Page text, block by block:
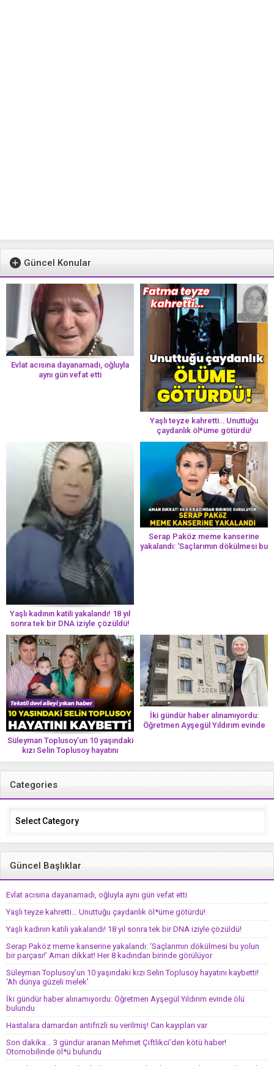
Güncel Konular
Evlat acısına dayanamadı, oğluyla
aynı gün vefat etti
Yaşlı teyze kahretti… Unuttuğu
çaydanlık öl*üme götürdü!
Yaşlı kadının katili yakalandı! 18 yıl
sonra tek bir DNA iziyle çözüldü!
Serap Paköz meme kanserine
yakalandı: ‘Saçlarımın dökülmesi bu
Süleyman Toplusoy’un 10 yaşındaki
kızı Selin Toplusoy hayatını
kaybetti! ‘Ah dünya güzeli melek’
İki gündür haber alınamıyordu:
Öğretmen Ayşegül Yıldırım evinde
Categories
Categories
Güncel Başlıklar
Evlat acısına dayanamadı, oğluyla aynı gün vefat etti
Yaşlı teyze kahretti… Unuttuğu çaydanlık öl*üme götürdü!
Yaşlı kadının katili yakalandı! 18 yıl sonra tek bir DNA iziyle çözüldü!
Serap Paköz meme kanserine yakalandı: ‘Saçlarımın dökülmesi bu yolun
bir parçası!’ Aman dikkat! Her 8 kadından birinde görülüyor
Süleyman Toplusoy’un 10 yaşındaki kızı Selin Toplusoy hayatını kaybetti!
‘Ah dünya güzeli melek’
İki gündür haber alınamıyordu: Öğretmen Ayşegül Yıldırım evinde ölü
bulundu
Hastalara damardan antifrizli su verilmiş! Can kayıpları var
Son dakika… 3 gündür aranan Mehmet Çiftlikci’den kötü haber!
Otomobilinde öl*ü bulundu